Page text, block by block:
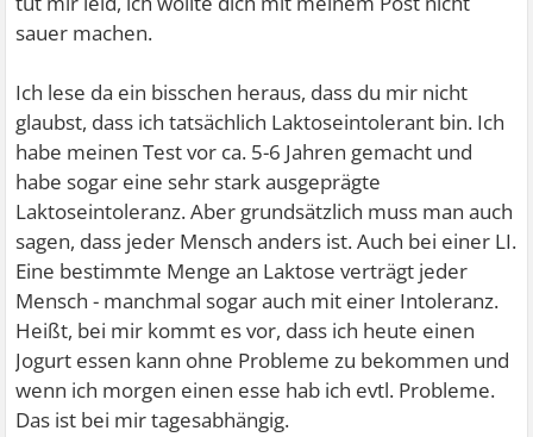
sauer machen.
Ich lese da ein bisschen heraus, dass du mir nicht
glaubst, dass ich tatsächlich Laktoseintolerant bin. Ich
habe meinen Test vor ca. 5-6 Jahren gemacht und
habe sogar eine sehr stark ausgeprägte
Laktoseintoleranz. Aber grundsätzlich muss man auch
sagen, dass jeder Mensch anders ist. Auch bei einer LI.
Eine bestimmte Menge an Laktose verträgt jeder
Mensch - manchmal sogar auch mit einer Intoleranz.
Heißt, bei mir kommt es vor, dass ich heute einen
Jogurt essen kann ohne Probleme zu bekommen und
wenn ich morgen einen esse hab ich evtl. Probleme.
Das ist bei mir tagesabhängig.